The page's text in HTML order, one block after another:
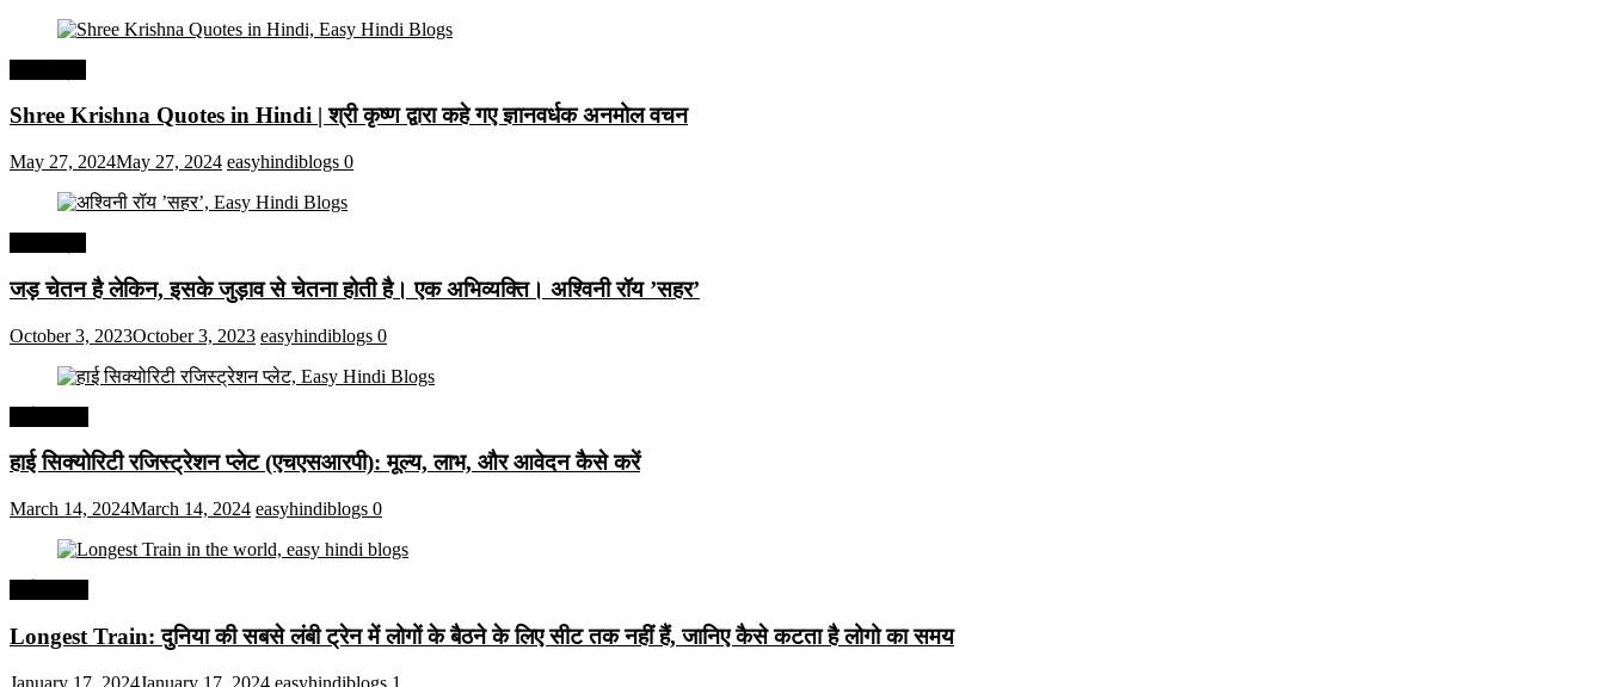
Shree Krishna Quotes in Hindi | श्री कृष्ण द्वारा कहे गए ज्ञानवर्धक अनमोल वचन
May 27, 2024May 27, 2024 easyhindiblogs 0
जड़ चेतन है लेकिन, इसके जुड़ाव से चेतना होती है। एक अभिव्यक्ति। अश्विनी रॉय ’सहर’
October 3, 2023October 3, 2023 easyhindiblogs 0
हाई सिक्योरिटी रजिस्ट्रेशन प्लेट (एचएसआरपी): मूल्य, लाभ, और आवेदन कैसे करें
March 14, 2024March 14, 2024 easyhindiblogs 0
Longest Train: दुनिया की सबसे लंबी ट्रेन में लोगों के बैठने के लिए सीट तक ​​नहीं हैं, जानिए कैसे कटता है लोगो का समय
January 17, 2024January 17, 2024 easyhindiblogs 1